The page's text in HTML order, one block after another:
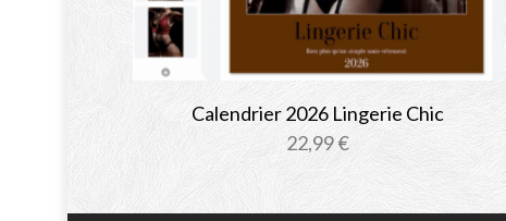
Calendrier 2026 Lingerie Chic
22,99€